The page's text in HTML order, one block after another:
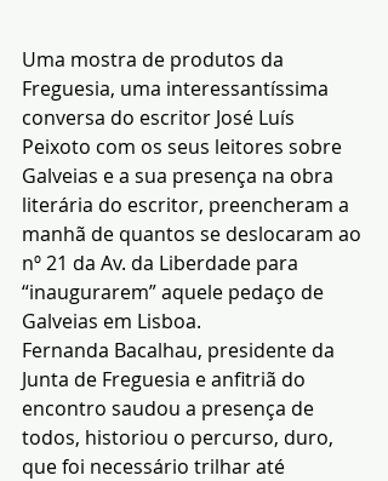
Uma mostra de produtos da
Freguesia, uma interessantíssima
conversa do escritor José Luís
Peixoto com os seus leitores sobre
Galveias e a sua presença na obra
literária do escritor, preencheram a
manhã de quantos se deslocaram ao
nº 21 da Av. da Liberdade para
“inaugurarem” aquele pedaço de
Galveias em Lisboa.
Fernanda Bacalhau, presidente da
Junta de Freguesia e anfitriã do
encontro saudou a presença de
todos, historiou o percurso, duro,
que foi necessário trilhar até